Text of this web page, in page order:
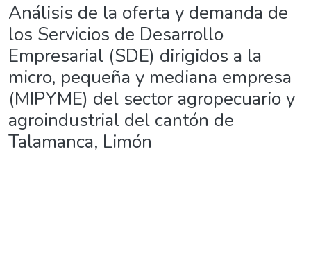
Análisis de la oferta y demanda de
los Servicios de Desarrollo
Empresarial (SDE) dirigidos a la
micro, pequeña y mediana empresa
(MIPYME) del sector agropecuario y
agroindustrial del cantón de
Talamanca, Limón